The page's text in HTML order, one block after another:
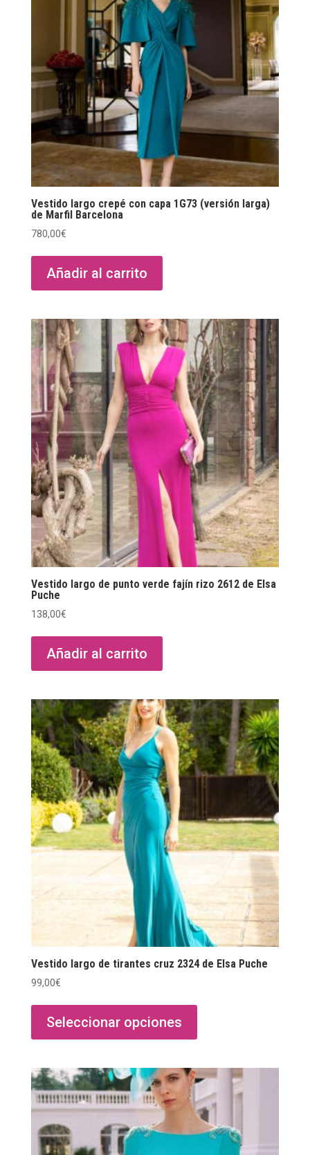
Vestido largo crepé con capa 1G73 (versión larga)
de Marfil Barcelona
780,00€
Añadir al carrito
Vestido largo de punto verde fajín rizo 2612 de Elsa
Puche
138,00€
Añadir al carrito
Vestido largo de tirantes cruz 2324 de Elsa Puche
99,00€
Seleccionar opciones
tiene
variantes.
Las
opciones
se